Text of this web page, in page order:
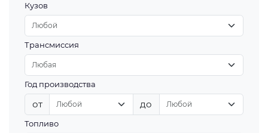
Кузов
Трансмиссия
Год производства
от до
Топливо